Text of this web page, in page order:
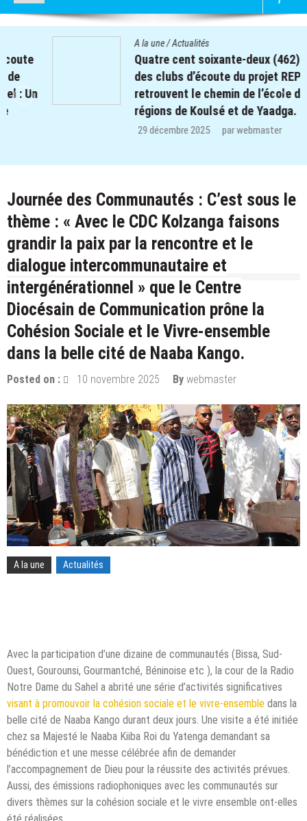
Actualités
Quatre cent soixante-deux (462) enfants
des clubs d’écoute du projet REPERE
retrouvent le chemin de l’école dans les
régions de Koulsé et de Yaadga.
29 décembre 2025 parwebmaster
Journée des Communautés : C’est sous le
thème : « Avec le CDC Kolzanga faisons
grandir la paix par la rencontre et le
dialogue intercommunautaire et
intergénérationnel » que le Centre
Diocésain de Communication prône la
Cohésion Sociale et le Vivre-ensemble
dans la belle cité de Naaba Kango.
Posted on : 10 novembre 2025 By webmaster
A la une Actualités
Avec la participation d’une dizaine de communautés (Bissa, Sud-
Ouest, Gourounsi, Gourmantché, Béninoise etc ), la cour de la Radio
Notre Dame du Sahel a abrité une série d’activités significatives
visant à promouvoir la cohésion sociale et le vivre-ensemble dans la
belle cité de Naaba Kango durant deux jours. Une visite a été initiée
chez sa Majesté le Naaba Kiiba Roi du Yatenga demandant sa
bénédiction et une messe célébrée afin de demander
l’accompagnement de Dieu pour la réussite des activités prévues.
Aussi, des émissions radiophoniques avec les communautés sur
divers thèmes sur la cohésion sociale et le vivre ensemble ont-elles